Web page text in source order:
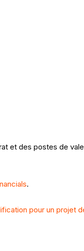
et des postes de
.
pour un projet